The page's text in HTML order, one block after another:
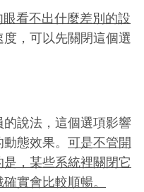
眼看不出什麼差別的設
，可以先關閉這個選
的說法，這個選項影響
態效果。 可是不管開
，某些系統裡關閉它
實會比較順暢。